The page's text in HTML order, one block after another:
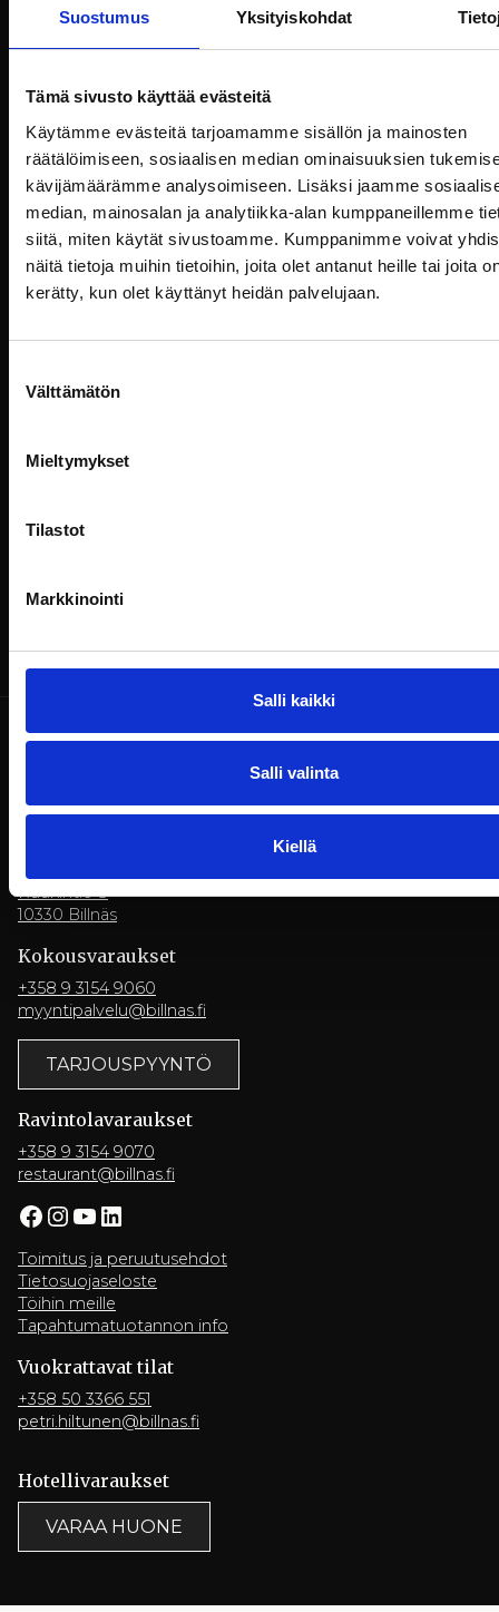
Suostumus Yksityiskohdat
Tämä sivusto käyttää evästeitä
Käytämme evästeitä tarjoamamme sisällön ja mainosten
räätälöimiseen, sosiaalisen median ominaisuuksien
kävijämäärämme analysoimiseen. Lisäksi jaamme
median, mainosalan ja analytiikka-alan kumppaneillemme
siitä, miten käytät sivustoamme. Kumppanimme voivat
näitä tietoja muihin tietoihin, joita olet antanut heille tai joita
kerätty, kun olet käyttänyt heidän palvelujaan.
valinta
Välttämätön
Mieltymykset
Tilastot
Markkinointi
Salli kaikki
Salli valinta
Kiellä
Glaseerattua suklaamoussea,
Billnäsin ruukin ravintolassa tajolla
pääsiäismenu 7.-10.4.2023 seuraavasti:
Pe 7.4 klo 12:00 alkaen
La 8.4. klo 12:00 alkaen
Su 9.4. klo 12:00 alkaen
Ma 10.4 klo 12:00 alkaen
Tiedustelut ja varaukset:
3154 9060
3154 9070
Ruukintie 8
10330 Billnäs
Kokousvaraukset
+358 9 3154 9060
myyntipalvelu@billnas.fi
TARJOUSPYYNTÖ
Ravintola­varaukset
+358 9 3154 9070
restaurant@billnas.fi
Facebook InstagramYouTube LinkedIn
Toimitus ja peruutusehdot
Tietosuojaseloste
Töihin meille
Tapahtumatuotannon info
Vuokrattavat tilat
+358 50 3366 551
petri.hiltunen@billnas.fi
Hotelli­varaukset
VARAA HUONE